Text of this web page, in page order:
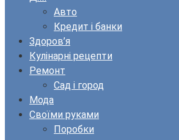
Авто
Кредит і банки
Здоров’я
Кулінарні рецепти
Ремонт
Сад і город
Мода
Своїми руками
Поробки